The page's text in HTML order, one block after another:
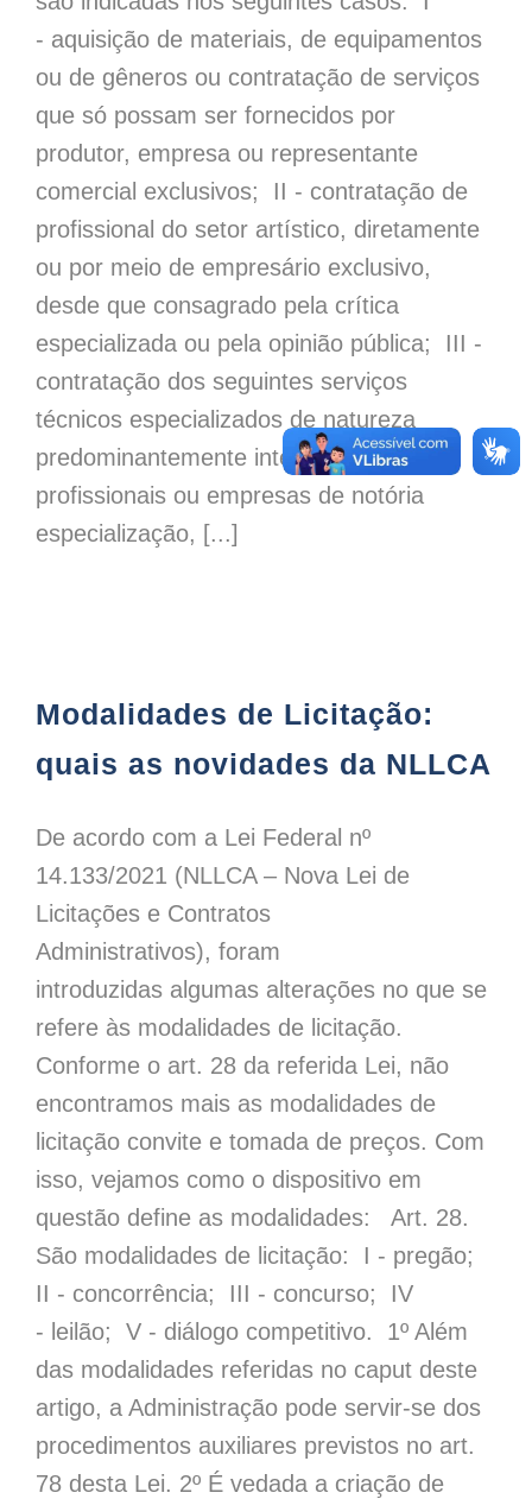
- aquisição de materiais, de equipamentos
ou de gêneros ou contratação de serviços
que só possam ser fornecidos por
produtor, empresa ou representante
comercial exclusivos; II - contratação de
profissional do setor artístico, diretamente
ou por meio de empresário exclusivo,
desde que consagrado pela crítica
especializada ou pela opinião pública; III -
contratação dos seguintes serviços
técnicos especializados de natureza
predominantemente intelectual com
profissionais ou empresas de notória
especialização, [...]
Modalidades de Licitação:
quais as novidades da NLLCA
De acordo com a Lei Federal nº
14.133/2021 (NLLCA – Nova Lei de
Licitações e Contratos
Administrativos), foram
introduzidas algumas alterações no que se
refere às modalidades de licitação.
Conforme o art. 28 da referida Lei, não
encontramos mais as modalidades de
licitação convite e tomada de preços. Com
isso, vejamos como o dispositivo em
questão define as modalidades: Art. 28.
São modalidades de licitação: I - pregão;
II - concorrência; III - concurso; IV
- leilão; V - diálogo competitivo. 1º Além
das modalidades referidas no caput deste
artigo, a Administração pode servir-se dos
procedimentos auxiliares previstos no art.
78 desta Lei. 2º É vedada a criação de